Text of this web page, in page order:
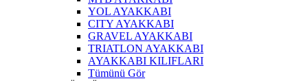
YOL AYAKKABI
CITY AYAKKABI
GRAVEL AYAKKABI
TRIATLON AYAKKABI
AYAKKABI KILIFLARI
Tümünü Gör